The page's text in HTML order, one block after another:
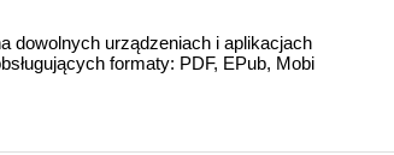
dowolnych urządzeniach i aplikacjach
formaty: PDF, EPub, Mobi